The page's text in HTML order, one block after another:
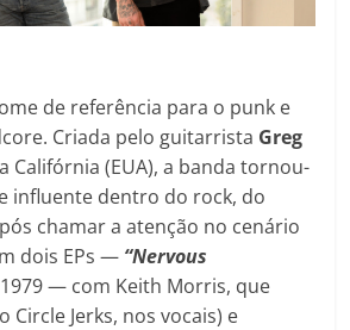
de referência para o punk e
Criada pelo guitarrista Greg
Califórnia (EUA), a banda tornou-
influente dentro do rock, do
chamar a atenção no cenário
dois EPs — “Nervous
— com Keith Morris, que
Circle Jerks, nos vocais) e